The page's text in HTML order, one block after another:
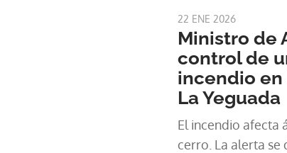
22 ENE 2026
Ministro de
control de
incendio en
La Yeguada
El incendio afecta
cerro. La alerta se dio en horas de la mañana